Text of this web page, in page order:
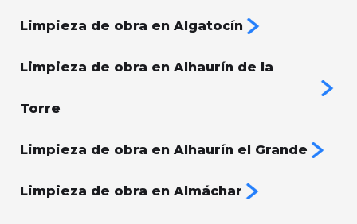
Limpieza de obra en Algatocín
Limpieza de obra en Alhaurín de la
Torre
Limpieza de obra en Alhaurín el Grande
Limpieza de obra en Almáchar